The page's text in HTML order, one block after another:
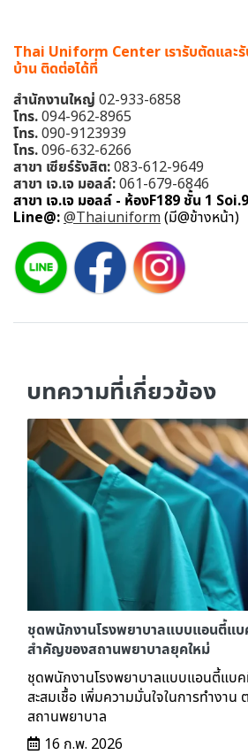
Thai Uniform Center เรารับตัดและ
บ้าน ติดต่อได้ที่
สำนักงานใหญ่ 02-933-6858
โทร.094-962-8965
โทร.090-9123939
โทร.096-632-6266
สาขา เซียร์รังสิต:083-612-9649
สาขา เจ.เจ มอลล์:061-679-6846
สาขา เจ.เจ มอลล์ - ห้องF189 ชั้น 1
Line@:@Thaiuniform(มี@ข้างหน้า)
บทความที่เกี่ยวข้อง
ชุดพนักงานโรงพยาบาลแบบแอนตี้แบ
สำคัญของสถานพยาบาลยุคใหม่
ชุดพนักงานโรงพยาบาลแบบแอนตี้แบค
สะสมเชื้อ เพิ่มความมั่นใจในการทำงาน
สถานพยาบาล
16 ก.พ. 2026